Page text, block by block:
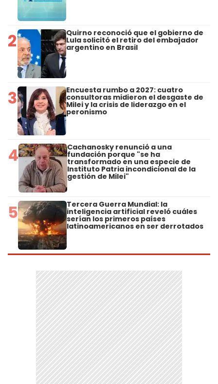
2 Quirno reconoció que el gobierno de
Lula solicitó el retiro del embajador
argentino en Brasil
3 Encuesta rumbo a 2027: cuatro
consultoras midieron el desgaste de
Milei y la crisis de liderazgo en el
peronismo
4 Cachanosky renunció a una
fundación porque "se ha
transformado en una especie de
Instituto Patria incondicional de la
gestión de Milei"
5 Tercera Guerra Mundial: la
inteligencia artificial reveló cuáles
serían los primeros países
latinoamericanos en ser derrotados